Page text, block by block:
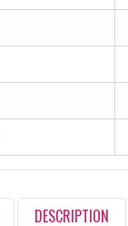
DESCRIPTION